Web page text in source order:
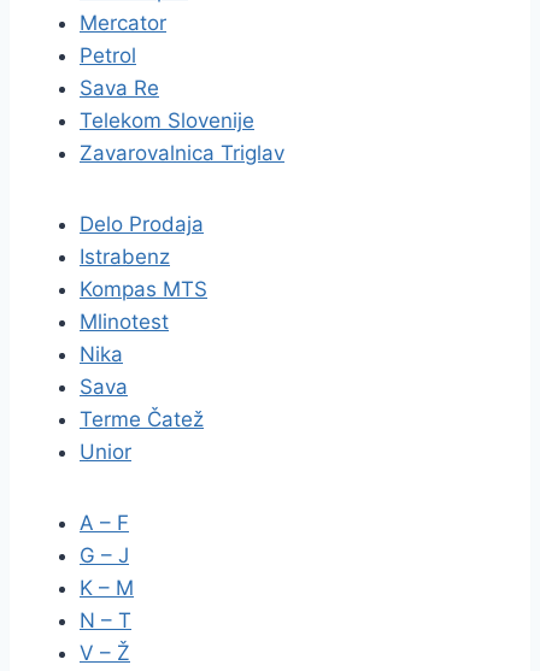
Mercator
Petrol
Sava Re
Telekom Slovenije
Zavarovalnica Triglav
Delo Prodaja
Istrabenz
Kompas MTS
Mlinotest
Nika
Sava
Terme Čatež
Unior
A – F
G – J
K – M
N – T
V – Ž